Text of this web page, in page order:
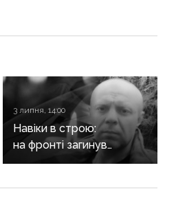
3 липня, 14:00
Навіки в строю:
на фронті загинув
військовий з Донеччини